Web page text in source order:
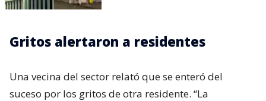
Gritos alertaron a residentes
Una vecina del sector relató que se enteró del
suceso por los gritos de otra residente. “La